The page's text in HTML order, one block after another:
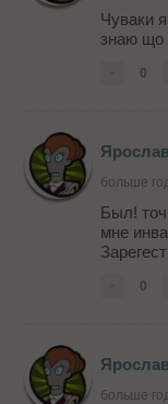
Чуваки
знаю що
0
больше
Был!
мне
0
больше